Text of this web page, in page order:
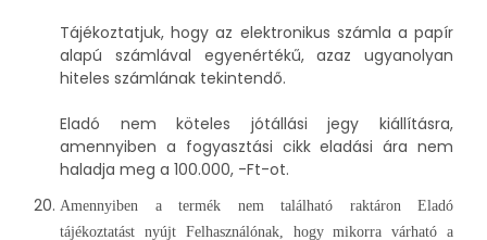
Tájékoztatjuk, hogy az elektronikus számla a papír
alapú számlával egyenértékű, azaz ugyanolyan
hiteles számlának tekintendő.
Eladó nem köteles jótállási jegy kiállításra,
amennyiben a fogyasztási cikk eladási ára nem
haladja meg a 100.000, -Ft-ot.
Amennyiben a termék nem található raktáron Eladó
tájékoztatást nyújt Felhasználónak, hogy mikorra várható a